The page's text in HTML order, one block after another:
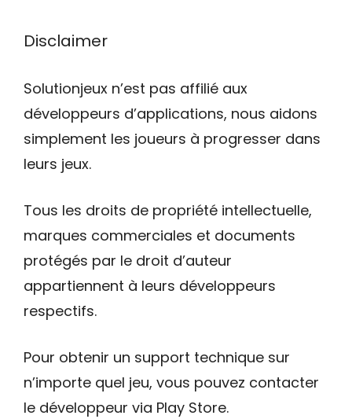
Disclaimer
Solutionjeux n’est pas affilié aux
développeurs d’applications, nous aidons
simplement les joueurs à progresser dans
leurs jeux.
Tous les droits de propriété intellectuelle,
marques commerciales et documents
protégés par le droit d’auteur
appartiennent à leurs développeurs
respectifs.
Pour obtenir un support technique sur
n’importe quel jeu, vous pouvez contacter
le développeur via Play Store.